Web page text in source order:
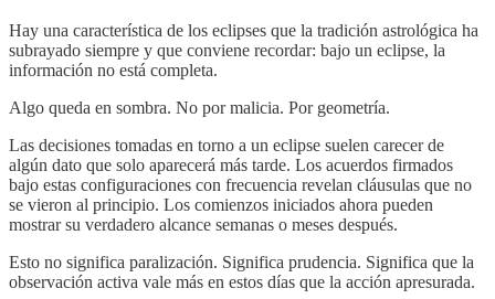
Hay una característica de los eclipses que la tradición astrológica ha
subrayado siempre y que conviene recordar: bajo un eclipse, la
información no está completa.
Algo queda en sombra. No por malicia. Por geometría.
Las decisiones tomadas en torno a un eclipse suelen carecer de
algún dato que solo aparecerá más tarde. Los acuerdos firmados
bajo estas configuraciones con frecuencia revelan cláusulas que no
se vieron al principio. Los comienzos iniciados ahora pueden
mostrar su verdadero alcance semanas o meses después.
Esto no significa paralización. Significa prudencia. Significa que la
observación activa vale más en estos días que la acción apresurada.